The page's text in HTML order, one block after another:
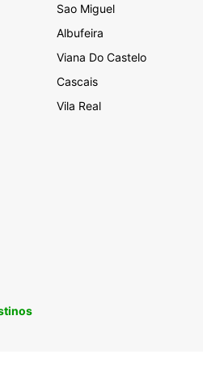
Sao Miguel
Albufeira
Viana Do Castelo
Cascais
Vila Real